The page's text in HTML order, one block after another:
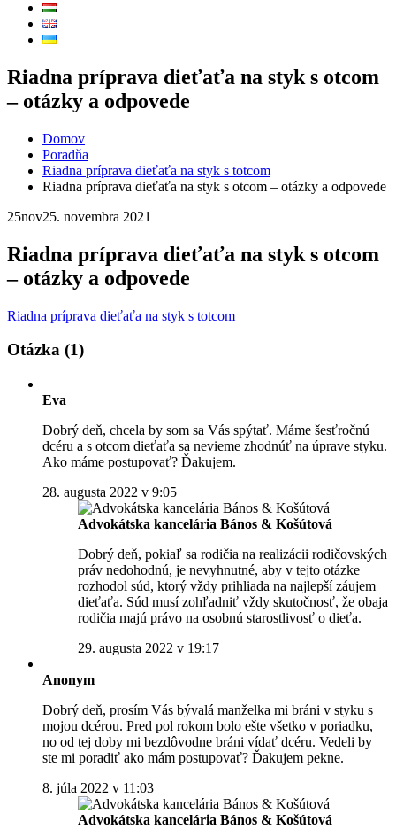
Riadna príprava dieťaťa na styk s otcom
– otázky a odpovede
Domov
Poradňa
Riadna príprava dieťaťa na styk s totcom
Riadna príprava dieťaťa na styk s otcom – otázky a odpovede
25nov25. novembra 2021
Riadna príprava dieťaťa na styk s otcom
– otázky a odpovede
Riadna príprava dieťaťa na styk s totcom
Otázka (1)
Eva
Dobrý deň, chcela by som sa Vás spýtať. Máme šesťročnú
dcéru a s otcom dieťaťa sa nevieme zhodnúť na úprave styku.
Ako máme postupovať? Ďakujem.
28. augusta 2022 v 9:05
Advokátska kancelária Bános & Košútová
Dobrý deň, pokiaľ sa rodičia na realizácii rodičovských
práv nedohodnú, je nevyhnutné, aby v tejto otázke
rozhodol súd, ktorý vždy prihliada na najlepší záujem
dieťaťa. Súd musí zohľadniť vždy skutočnosť, že obaja
rodičia majú právo na osobnú starostlivosť o dieťa.
29. augusta 2022 v 19:17
Anonym
Dobrý deň, prosím Vás bývalá manželka mi bráni v styku s
mojou dcérou. Pred pol rokom bolo ešte všetko v poriadku,
no od tej doby mi bezdôvodne bráni vídať dcéru. Vedeli by
ste mi poradiť ako mám postupovať? Ďakujem pekne.
8. júla 2022 v 11:03
Advokátska kancelária Bános & Košútová